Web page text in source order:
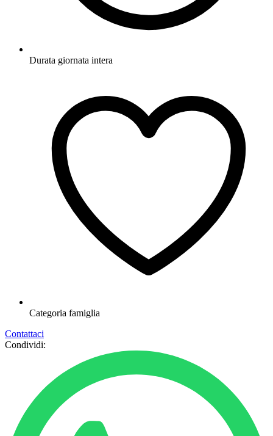
Durata giornata intera
Categoria famiglia
Contattaci
Condividi: